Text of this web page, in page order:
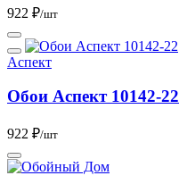
922 ₽/шт
Аспект
Обои Аспект 10142-22
922 ₽/шт